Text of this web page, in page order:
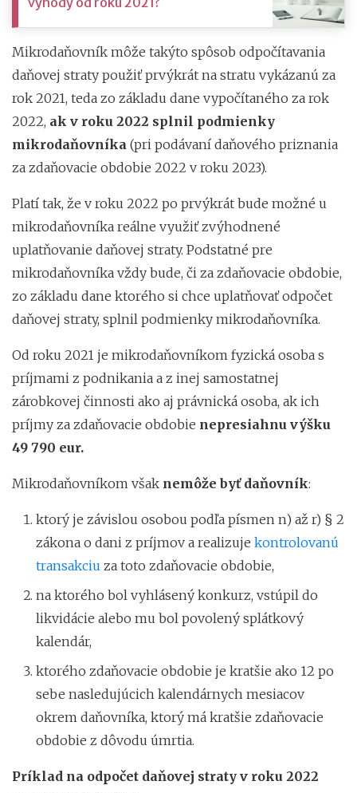
Mikrodaňovník môže takýto spôsob odpočítavania
daňovej straty použiť prvýkrát na stratu vykázanú za
rok 2021, teda zo základu dane vypočítaného za rok
2022, ak v roku 2022 splnil podmienky
mikrodaňovníka (pri podávaní daňového priznania
za zdaňovacie obdobie 2022 v roku 2023).
Platí tak, že v roku 2022 po prvýkrát bude možné u
mikrodaňovníka reálne využiť zvýhodnené
uplatňovanie daňovej straty. Podstatné pre
mikrodaňovníka vždy bude, či za zdaňovacie obdobie,
zo základu dane ktorého si chce uplatňovať odpočet
daňovej straty, splnil podmienky mikrodaňovníka.
Od roku 2021 je mikrodaňovníkom fyzická osoba s
príjmami z podnikania a z inej samostatnej
zárobkovej činnosti ako aj právnická osoba, ak ich
príjmy za zdaňovacie obdobie nepresiahnu výšku
49 790 eur.
Mikrodaňovníkom však nemôže byť daňovník:
ktorý je závislou osobou podľa písmen n) až r) § 2
zákona o dani z príjmov a realizuje kontrolovanú
transakciu za toto zdaňovacie obdobie,
na ktorého bol vyhlásený konkurz, vstúpil do
likvidácie alebo mu bol povolený splátkový
kalendár,
ktorého zdaňovacie obdobie je kratšie ako 12 po
sebe nasledujúcich kalendárnych mesiacov
okrem daňovníka, ktorý má kratšie zdaňovacie
obdobie z dôvodu úmrtia.
Príklad na odpočet daňovej straty v roku 2022